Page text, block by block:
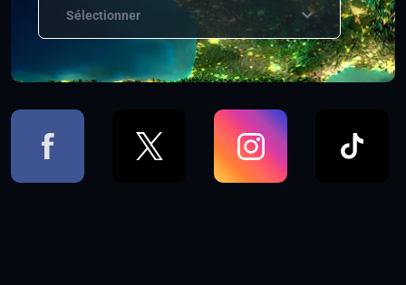
Sélectionner